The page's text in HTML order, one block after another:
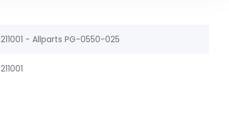
211001 - Allparts PG-0550-025
211001